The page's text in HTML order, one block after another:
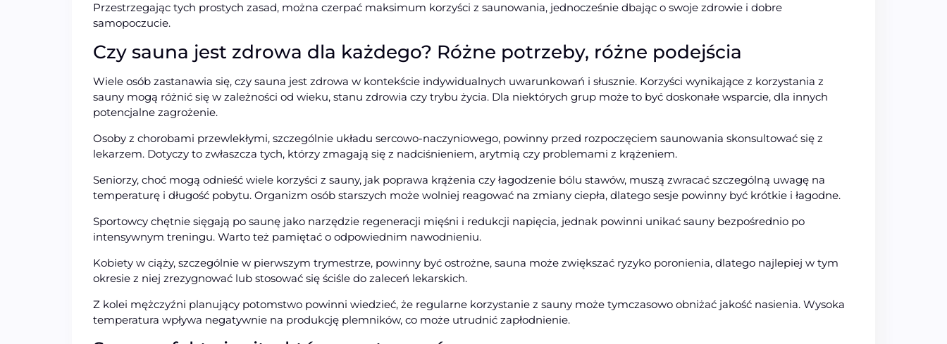
Przestrzegając tych prostych zasad, można czerpać maksimum korzyści z saunowania, jednocześnie dbając o swoje zdrowie i dobre
samopoczucie.
Czy sauna jest zdrowa dla każdego? Różne potrzeby, różne podejścia
Wiele osób zastanawia się, czy sauna jest zdrowa w kontekście indywidualnych uwarunkowań i słusznie. Korzyści wynikające z korzystania z
sauny mogą różnić się w zależności od wieku, stanu zdrowia czy trybu życia. Dla niektórych grup może to być doskonałe wsparcie, dla innych
potencjalne zagrożenie.
Osoby z chorobami przewlekłymi, szczególnie układu sercowo-naczyniowego, powinny przed rozpoczęciem saunowania skonsultować się z
lekarzem. Dotyczy to zwłaszcza tych, którzy zmagają się z nadciśnieniem, arytmią czy problemami z krążeniem.
Seniorzy, choć mogą odnieść wiele korzyści z sauny, jak poprawa krążenia czy łagodzenie bólu stawów, muszą zwracać szczególną uwagę na
temperaturę i długość pobytu. Organizm osób starszych może wolniej reagować na zmiany ciepła, dlatego sesje powinny być krótkie i łagodne.
Sportowcy chętnie sięgają po saunę jako narzędzie regeneracji mięśni i redukcji napięcia, jednak powinni unikać sauny bezpośrednio po
intensywnym treningu. Warto też pamiętać o odpowiednim nawodnieniu.
Kobiety w ciąży, szczególnie w pierwszym trymestrze, powinny być ostrożne, sauna może zwiększać ryzyko poronienia, dlatego najlepiej w tym
okresie z niej zrezygnować lub stosować się ściśle do zaleceń lekarskich.
Z kolei mężczyźni planujący potomstwo powinni wiedzieć, że regularne korzystanie z sauny może tymczasowo obniżać jakość nasienia. Wysoka
temperatura wpływa negatywnie na produkcję plemników, co może utrudnić zapłodnienie.